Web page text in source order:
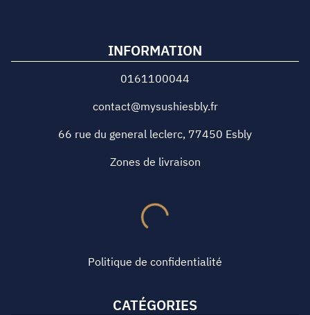
INFORMATION
0161100044
contact@mysushiesbly.fr
66 rue du general leclerc, 77450 Esbly
Zones de livraison
Politique de confidentialité
CATÉGORIES